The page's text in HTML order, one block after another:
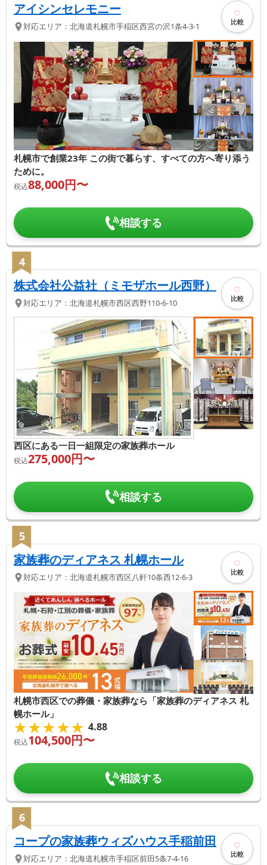
アイシンセレモニー
対応エリア： 北海道札幌市手稲区西宮の沢1条4-3-1 比較
札幌市で創業23年 この街で暮らす、すべての方へ寄り添う
ために。
税込88,000円〜
相談する
4
株式会社公益社（ミモザホール西野）
対応エリア： 北海道札幌市西区西野110-6-10 比較
西区にある一日一組限定の家族葬ホール
税込275,000円〜
相談する
5
家族葬のディアネス 札幌ホール
対応エリア： 北海道札幌市西区八軒10条西12-6-3 比較
札幌市西区での葬儀・家族葬なら「家族葬のディアネス 札
幌ホール」
★★★★★
★★★★★ 4.88
税込104,500円〜
相談する
6
コープの家族葬ウィズハウス手稲前田
対応エリア： 北海道札幌市手稲区前田5条7-4-16 比較